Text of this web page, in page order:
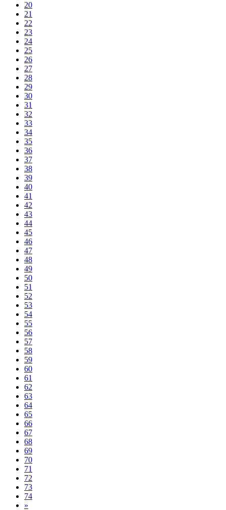
20
21
22
23
24
25
26
27
28
29
30
31
32
33
34
35
36
37
38
39
40
41
42
43
44
45
46
47
48
49
50
51
52
53
54
55
56
57
58
59
60
61
62
63
64
65
66
67
68
69
70
71
72
73
74
»